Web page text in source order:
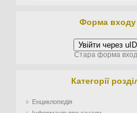
Форма входу
Увійти через uID
Стара форма
Категорії
Енциклопедія